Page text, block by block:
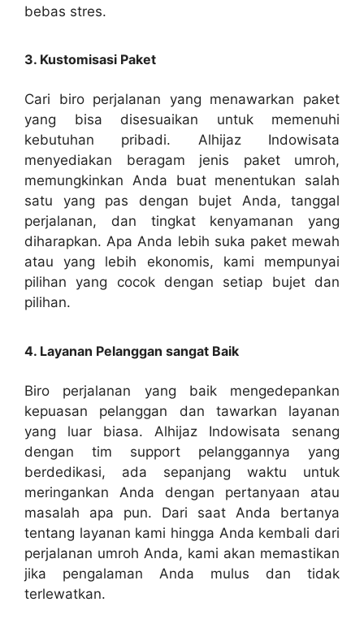
bebas stres.
3. Kustomisasi Paket
Cari biro perjalanan yang menawarkan paket
yang bisa disesuaikan untuk memenuhi
kebutuhan pribadi. Alhijaz Indowisata
menyediakan beragam jenis paket umroh,
memungkinkan Anda buat menentukan salah
satu yang pas dengan bujet Anda, tanggal
perjalanan, dan tingkat kenyamanan yang
diharapkan. Apa Anda lebih suka paket mewah
atau yang lebih ekonomis, kami mempunyai
pilihan yang cocok dengan setiap bujet dan
pilihan.
4. Layanan Pelanggan sangat Baik
Biro perjalanan yang baik mengedepankan
kepuasan pelanggan dan tawarkan layanan
yang luar biasa. Alhijaz Indowisata senang
dengan tim support pelanggannya yang
berdedikasi, ada sepanjang waktu untuk
meringankan Anda dengan pertanyaan atau
masalah apa pun. Dari saat Anda bertanya
tentang layanan kami hingga Anda kembali dari
perjalanan umroh Anda, kami akan memastikan
jika pengalaman Anda mulus dan tidak
terlewatkan.